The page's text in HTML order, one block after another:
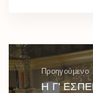
Προηγούμενο
Η Γ’